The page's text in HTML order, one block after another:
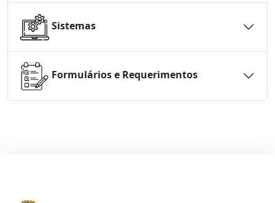
Sistemas
Formulários e Requerimentos